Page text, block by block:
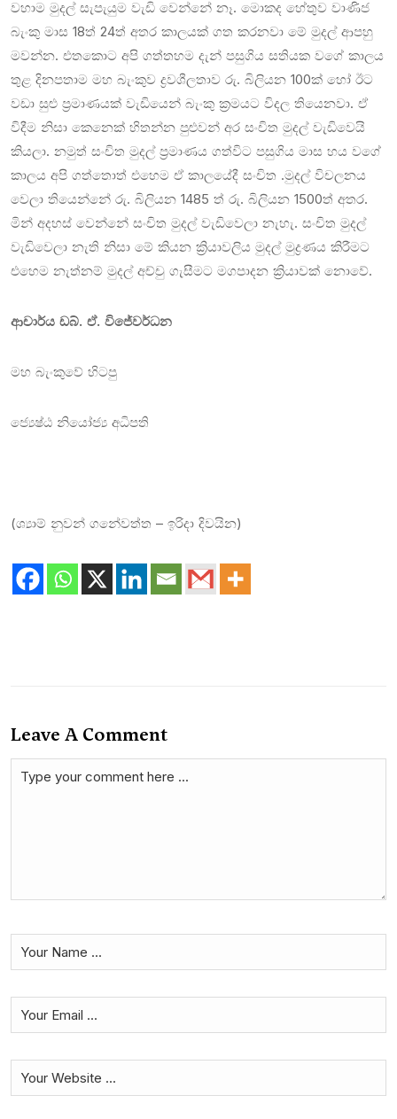
වහාම මුදල් සැපැයුම වැඩි වෙන්නේ නෑ. මොකද හේතුව වාණිජ
බැංකු මාස 18ත් 24ත් අතර කාලයක් ගත කරනවා මේ මුදල් ආපහු
මවන්න. එතකොට අපි ගත්තහම දැන් පසුගිය සතියක වගේ කාලය
තුළ දිනපතාම මහ බැංකුව ද්‍රවශීලතාව රු. බිලියන 100ක් හෝ ඊට
වඩා සුළු ප්‍රමාණයක් වැඩියෙන් බැංකු ක්‍රමයට විදල තියෙනවා. ඒ
විදීම නිසා කෙනෙක් හිතන්න පුළුවන් අර සංචිත මුදල් වැඩිවෙයි
කියලා. නමුත් සංචිත මුදල් ප්‍රමාණය ගත්විට පසුගිය මාස හය වගේ
කාලය අපි ගත්තොත් එහෙම ඒ කාලයේදී සංචිත .මුදල් විචලනය
වෙලා තියෙන්නේ රු. බිලියන 1485 ත් රු. බිලියන 1500ත් අතර.
මින් අදහස් වෙන්නේ සංචිත මුදල් වැඩිවෙලා නැහැ. සංචිත මුදල්
වැඩිවෙලා නැති නිසා මේ කියන ක්‍රියාවලිය මුදල් මුද්‍රණය කිරීමට
එහෙම නැත්නම් මුදල් අච්චු ගැසීමට මගපාදන ක්‍රියාවක් නොවේ.
ආචාර්ය ඩබ්. ඒ. විජේවර්ධන
මහ බැංකුවේ හිටපු
ජ්‍යෙෂ්ඨ නියෝජ්‍ය අධිපති
(ශ්‍යාම් නුවන් ගනේවත්ත – ඉරිදා දිවයින)
Leave A Comment